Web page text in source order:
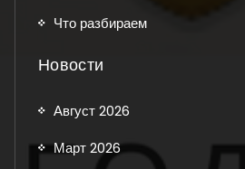
Что разбираем
Новости
Август 2026
Март 2026